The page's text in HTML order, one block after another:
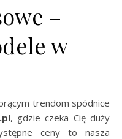
–
w
trendom spódnice
, gdzie czeka Cię duży
ceny to nasza